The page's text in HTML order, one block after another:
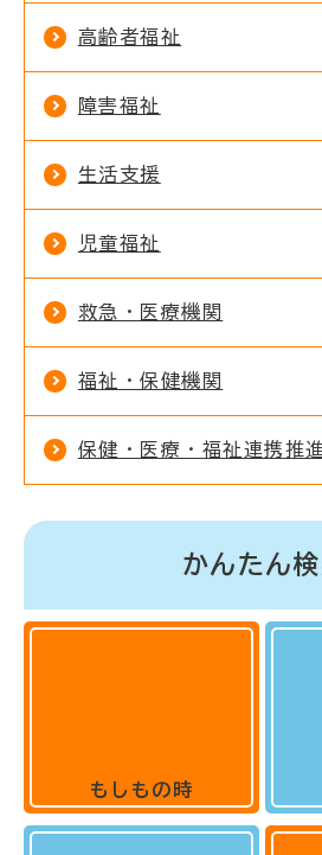
高齢者福祉
障害福祉
生活支援
児童福祉
救急・医療機関
福祉・保健機関
保健・医療・福祉連携推
かんたん
もしもの時